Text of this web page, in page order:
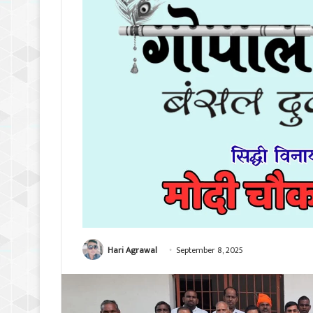
Hari Agrawal September 8, 2025